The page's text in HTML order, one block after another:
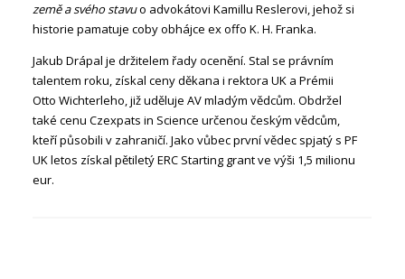
země a svého stavuo advokátovi Kamillu Reslerovi, jehož si
historie pamatuje coby obhájce ex offo K. H. Franka.
Jakub Drápal je držitelem řady ocenění. Stal se právním
talentem roku, získal ceny děkana i rektora UK a Prémii
Otto Wichterleho, již uděluje AV mladým vědcům. Obdržel
také cenu Czexpats in Science určenou českým vědcům,
kteří působili v zahraničí. Jako vůbec první vědec spjatý s PF
UK letos získal pětiletý ERC Starting grant ve výši 1,5 milionu
eur.